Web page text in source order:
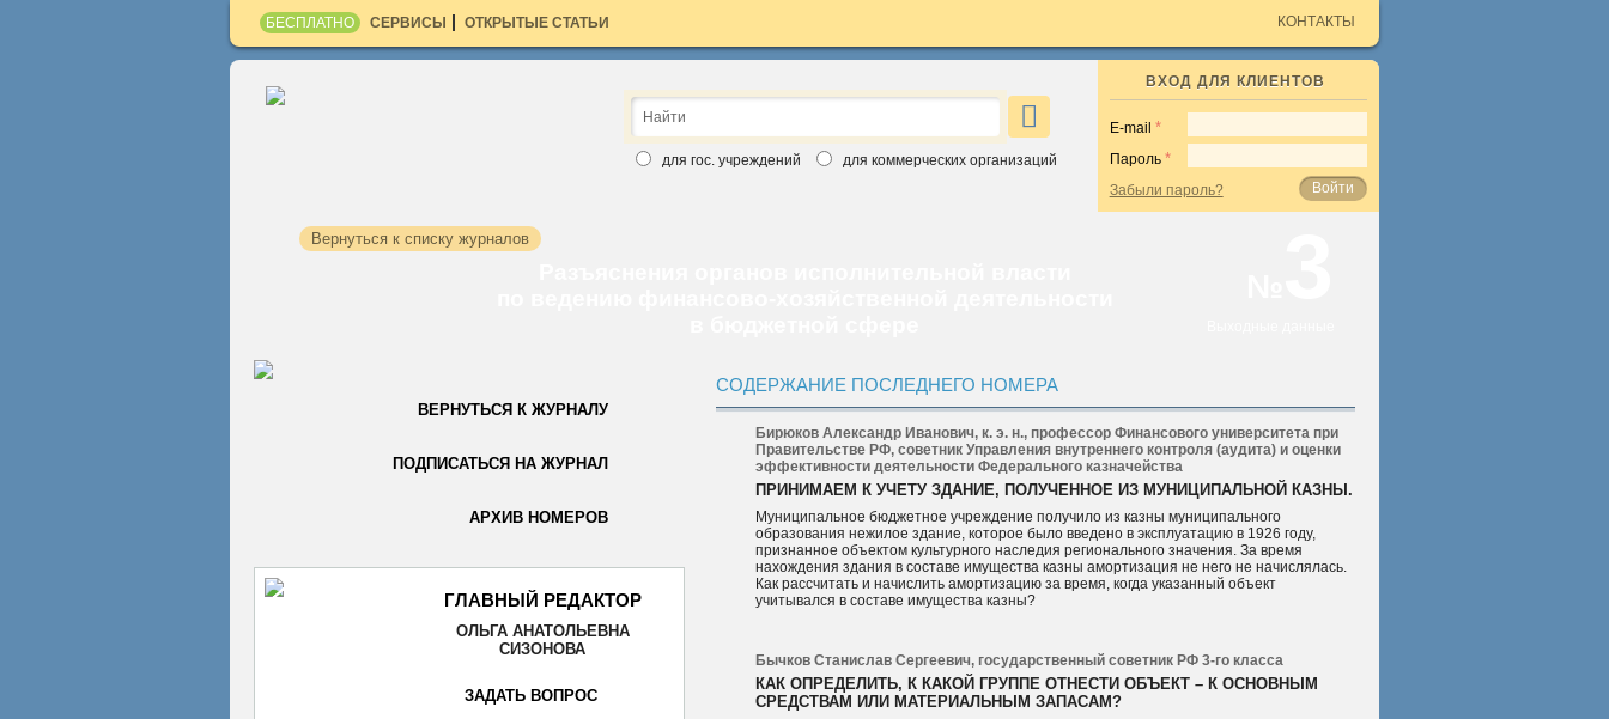
БЕСПЛАТНО СЕРВИСЫ ОТКРЫТЫЕ СТАТЬИ КОНТАКТЫ
для гос. учреждений для коммерческих организаций
ВХОД ДЛЯ КЛИЕНТОВ
E-mail
Пароль
Войти
Забыли пароль?
Вернуться к списку журналов
ВЕРНУТЬСЯ К ЖУРНАЛУ
ПОДПИСАТЬСЯ НА ЖУРНАЛ
АРХИВ НОМЕРОВ
ГЛАВНЫЙ РЕДАКТОР
ОЛЬГА АНАТОЛЬЕВНА
СИЗОНОВА
ЗАДАТЬ ВОПРОС
СОДЕРЖАНИЕ ПОСЛЕДНЕГО НОМЕРА
Бирюков Александр Иванович, к. э. н., профессор Финансового университета при
Правительстве РФ, советник Управления внутреннего контроля (аудита) и оценки
эффективности деятельности Федерального казначейства
ПРИНИМАЕМ К УЧЕТУ ЗДАНИЕ, ПОЛУЧЕННОЕ ИЗ МУНИЦИПАЛЬНОЙ КАЗНЫ.
Муниципальное бюджетное учреждение получило из казны муниципального
образования нежилое здание, которое было введено в эксплуатацию в 1926 году,
признанное объектом культурного наследия регионального значения. За время
нахождения здания в составе имущества казны амортизация не него не начислялась.
Как рассчитать и начислить амортизацию за время, когда указанный объект
учитывался в составе имущества казны?
Бычков Станислав Сергеевич, государственный советник РФ 3‐го класса
КАК ОПРЕДЕЛИТЬ, К КАКОЙ ГРУППЕ ОТНЕСТИ ОБЪЕКТ – К ОСНОВНЫМ
СРЕДСТВАМ ИЛИ МАТЕРИАЛЬНЫМ ЗАПАСАМ?
ЗАЯВКА НА БЕСПЛАТНЫЙ НОМЕР
Введите свои данные, выберите интересный вам журнал и
Для коммерческих организаций
Для государственных учреждений